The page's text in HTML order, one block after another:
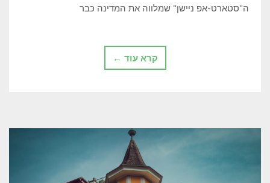
ה"סטארט-אפ ניישן" שמלווה את המדינה כבר
קרא עוד ←